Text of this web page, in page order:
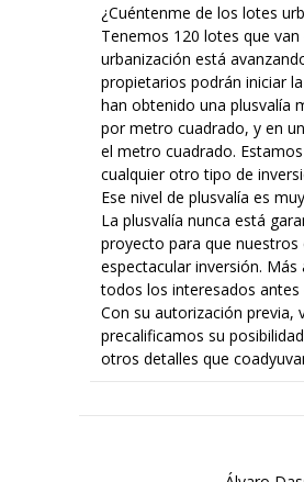
¿Cuéntenme de los lotes
Tenemos 120 lotes que
urbanización está
propietarios podrán iniciar
han obtenido una plusvalía
por metro cuadrado, y en
el metro cuadrado.
cualquier otro tipo de
Ese nivel de plusvalía es
La plusvalía nunca está
proyecto para que
espectacular inversión.
todos los interesados
Con su autorización previa,
precalificamos su
otros detalles que